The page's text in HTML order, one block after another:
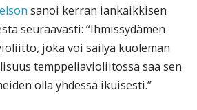
sanoi kerran iankaikkisen
seuraavasti: “Ihmissydämen
joka voi säilyä kuoleman
temppeliavioliitossa saa sen
olla yhdessä ikuisesti.”